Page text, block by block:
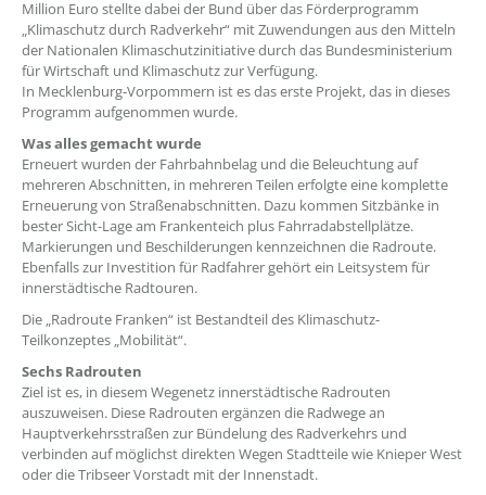
Million Euro stellte dabei der Bund über das Förderprogramm
„Klimaschutz durch Radverkehr“ mit Zuwendungen aus den Mitteln
der Nationalen Klimaschutzinitiative durch das Bundesministerium
für Wirtschaft und Klimaschutz zur Verfügung.
In Mecklenburg-Vorpommern ist es das erste Projekt, das in dieses
Programm aufgenommen wurde.
Was alles gemacht wurde
Erneuert wurden der Fahrbahnbelag und die Beleuchtung auf
mehreren Abschnitten, in mehreren Teilen erfolgte eine komplette
Erneuerung von Straßenabschnitten. Dazu kommen Sitzbänke in
bester Sicht-Lage am Frankenteich plus Fahrradabstellplätze.
Markierungen und Beschilderungen kennzeichnen die Radroute.
Ebenfalls zur Investition für Radfahrer gehört ein Leitsystem für
innerstädtische Radtouren.
Die „Radroute Franken“ ist Bestandteil des Klimaschutz-
Teilkonzeptes „Mobilität“.
Sechs Radrouten
Ziel ist es, in diesem Wegenetz innerstädtische Radrouten
auszuweisen. Diese Radrouten ergänzen die Radwege an
Hauptverkehrsstraßen zur Bündelung des Radverkehrs und
verbinden auf möglichst direkten Wegen Stadtteile wie Knieper West
oder die Tribseer Vorstadt mit der Innenstadt.